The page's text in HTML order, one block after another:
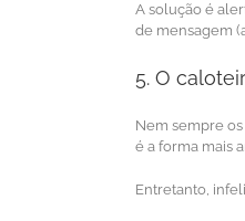
A solução é
de mensagem
5. O
Nem sempre
é a forma mais
Entretanto,